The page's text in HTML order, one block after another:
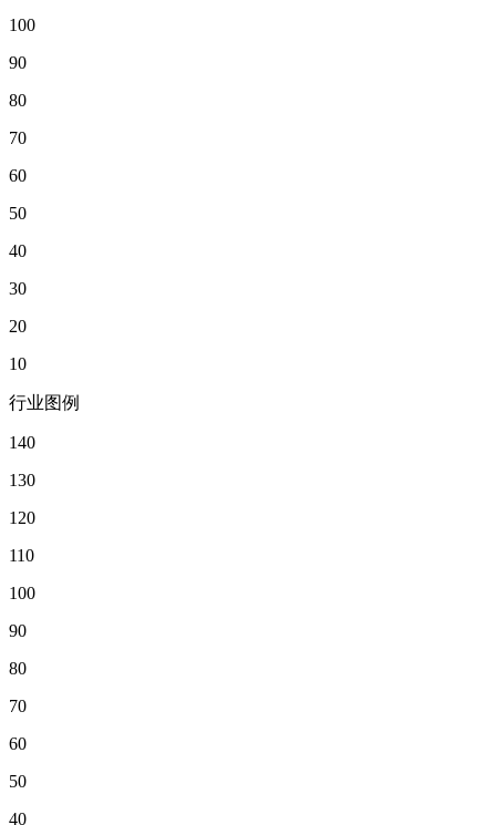
100
90
80
70
60
50
40
30
20
10
行业图例
140
130
120
110
100
90
80
70
60
50
40